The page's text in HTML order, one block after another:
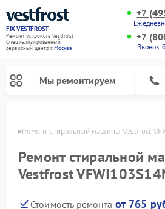
FIX-VESTFROST
Ремонт устройств Vestfrost
Специализированный
cервисный центр г.Москва
+7
+7
Звонок
Мы ремонтируем
Ремонт стиральной машины Vestfrost
Ремонт стиральной
Vestfrost
Стоимость ремонта от 765